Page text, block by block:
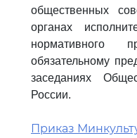
общественных
органах
нормативного
обязательному
заседаниях
России.
Приказ